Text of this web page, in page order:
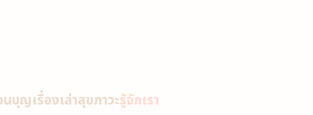
นบุญเรื่องเล่าสุขภาวะรู้จักเรา